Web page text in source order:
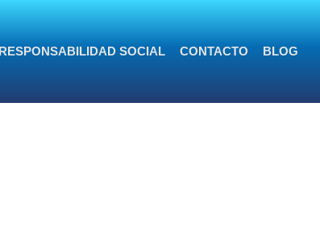
RESPONSABILIDAD SOCIAL CONTACTO BLOG